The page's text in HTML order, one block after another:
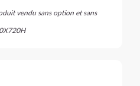
vendu sans option et sans